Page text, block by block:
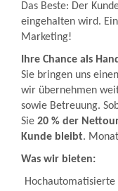
Das Beste: Der
eingehalten wird.
Marketing!
Ihre Chance als
Sie bringen uns
wir übernehmen
sowie Betreuung.
Sie 20 % der
Kunde bleibt.
Was wir bieten:
Hochautomatisierte